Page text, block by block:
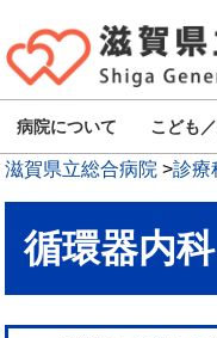
病院について こども
滋賀県立総合病院 >診療
循環器内科